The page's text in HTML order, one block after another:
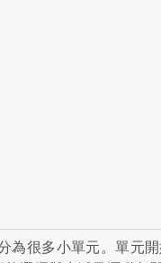
為很多小單元。單元